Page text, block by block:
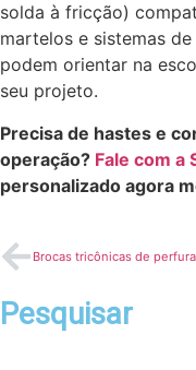
solda à fricção)
martelos e sistemas
podem orientar na
seu projeto.
Precisa de hastes e
operação? Fale com a
personalizado agora
Pesquisar